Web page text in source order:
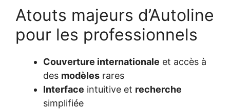
Atouts majeurs d’Autoline
pour les professionnels
Couverture internationale et accès à
des modèles rares
Interface intuitive et recherche
simplifiée